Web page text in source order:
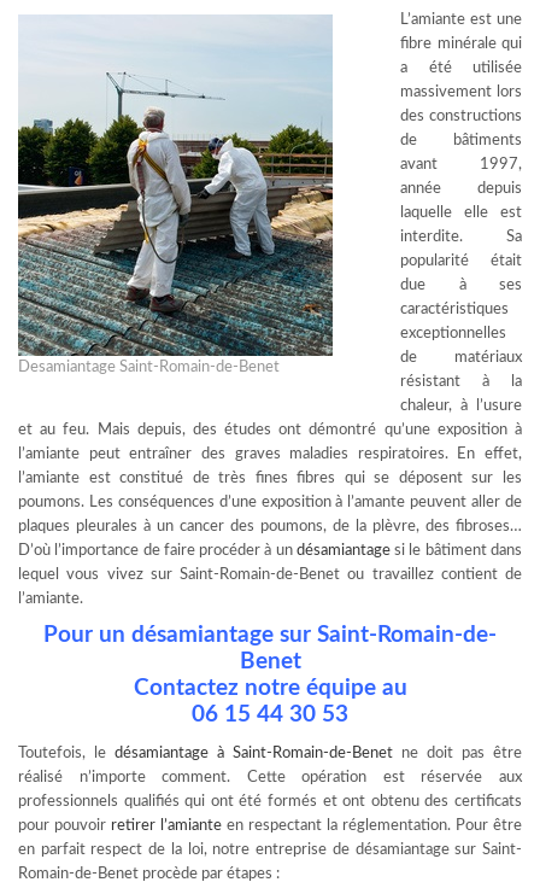
Desamiantage Saint-Romain-de-Benet
L’amiante est une
fibre minérale qui
a été utilisée
massivement lors
des constructions
de bâtiments
avant 1997,
année depuis
laquelle elle est
interdite. Sa
popularité était
due à ses
caractéristiques
exceptionnelles
de matériaux
résistant à la
chaleur, à l’usure
et au feu. Mais depuis, des études ont démontré qu’une exposition à
l’amiante peut entraîner des graves maladies respiratoires. En effet,
l’amiante est constitué de très fines fibres qui se déposent sur les
poumons. Les conséquences d’une exposition à l’amante peuvent aller de
plaques pleurales à un cancer des poumons, de la plèvre, des fibroses…
D’où l’importance de faire procéder à un désamiantagesi le bâtiment dans
lequel vous vivez sur Saint-Romain-de-Benet ou travaillez contient de
l’amiante.
Pour un désamiantage sur Saint-Romain-de-
Benet
Contactez notre équipe au
06 15 44 30 53
Toutefois, le désamiantage à Saint-Romain-de-Benet
ne doit pas être
réalisé n’importe comment. Cette opération est réservée aux
professionnels qualifiés qui ont été formés et ont obtenu des certificats
pour pouvoir retirer l’amiante en respectant la réglementation. Pour être
en parfait respect de la loi, notre entreprise de désamiantage sur Saint-
Romain-de-Benet procède par étapes :